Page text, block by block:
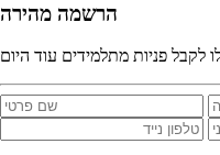
הרשמה מהירה